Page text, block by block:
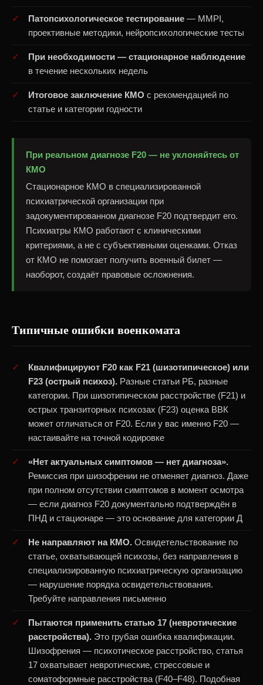
Патопсихологическое тестирование — MMPI,
проективные методики, нейропсихологические тесты
При необходимости — стационарное наблюдение
в течение нескольких недель
Итоговое заключение КМО с рекомендацией по
статье и категории годности
При реальном диагнозе F20 — не уклоняйтесь от
КМО
Стационарное КМО в специализированной
психиатрической организации при
задокументированном диагнозе F20 подтвердит его.
Психиатры КМО работают с клиническими
критериями, а не с субъективными оценками. Отказ
от КМО не помогает получить военный билет —
наоборот, создаёт правовые осложнения.
Типичные ошибки военкомата
Квалифицируют F20 как F21 (шизотипическое) или
F23 (острый психоз). Разные статьи РБ, разные
категории. При шизотипическом расстройстве (F21) и
острых транзиторных психозах (F23) оценка ВВК
может отличаться от F20. Если у вас именно F20 —
настаивайте на точной кодировке
«Нет актуальных симптомов — нет диагноза».
Ремиссия при шизофрении не отменяет диагноз. Даже
при полном отсутствии симптомов в момент осмотра
— если диагноз F20 документально подтверждён в
ПНД и стационаре — это основание для категории Д
Не направляют на КМО. Освидетельствование по
статье, охватывающей психозы, без направления в
специализированную психиатрическую организацию
— нарушение порядка освидетельствования.
Требуйте направления письменно
Пытаются применить статью 17 (невротические
расстройства). Это грубая ошибка квалификации.
Шизофрения — психотическое расстройство, статья
17 охватывает невротические, стрессовые и
соматоформные расстройства (F40–F48). Подобная